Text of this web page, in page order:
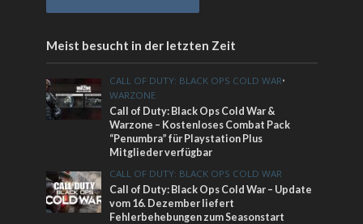
Meist besucht in der letzten Zeit
CALL OF DUTY: BLACK OPS COLD WAR•
WARZONE
Call of Duty: Black Ops Cold War &
Warzone – Kostenloses Combat Pack
“Penumbra” für Playstation Plus
Mitglieder verfügbar
CALL OF DUTY: BLACK OPS COLD WAR
Call of Duty: Black Ops Cold War – Update
vom 16. Dezember liefert
Fehlerbehebungen zum Seasonstart